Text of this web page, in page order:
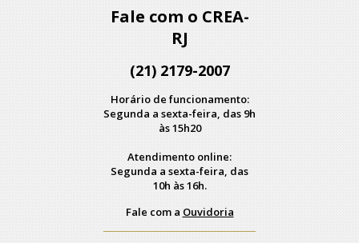
Fale com o CREA-
RJ
(21) 2179-2007
Horário de funcionamento:
Segunda a sexta-feira, das 9h
às 15h20
Atendimento online:
Segunda a sexta-feira, das
10h às 16h.
Fale com a Ouvidoria